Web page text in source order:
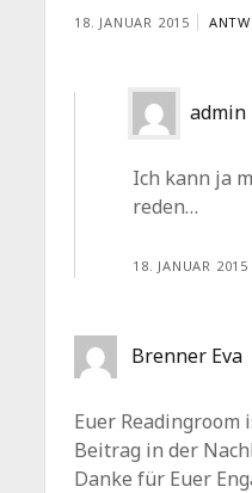
18. JANUAR 2015
admin
Ich kann ja
reden…
18. JANUAR 2015
Brenner Eva
Euer
Beitrag in der
Danke für Euer